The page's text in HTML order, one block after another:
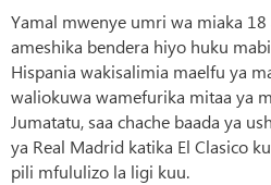
Yamal mwenye umri wa miaka
ameshika bendera hiyo huku
Hispania wakisalimia maelfu ya
waliokuwa wamefurika mitaa ya
Jumatatu, saa chache baada ya
ya Real Madrid katika El Clasico
pili mfululizo la ligi kuu.